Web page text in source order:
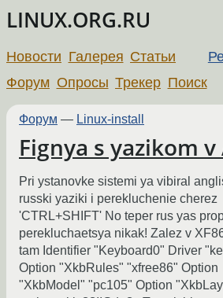
LINUX.ORG.RU
Новости Галерея Статьи
Форум Опросы Трекер Поиск
Форум — Linux-install
Fignya s yazikom v
Pri ystanovke sistemi ya vibiral
russki yaziki i perekluchenie cherez
'CTRL+SHIFT' No teper rus yas
perekluchaetsya nikak! Zalez v
tam Identifier "Keyboard0" Driver
Option "XkbRules" "xfree86" Option
"XkbModel" "pc105" Option